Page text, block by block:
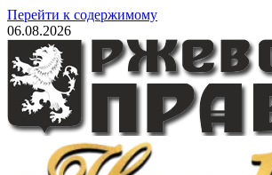
Перейти к содержимому
06.08.2026